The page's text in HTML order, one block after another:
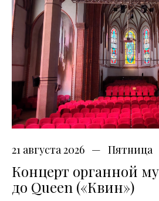
21 августа 2026 Пятница
Концерт органной
до Queen («Квин»)